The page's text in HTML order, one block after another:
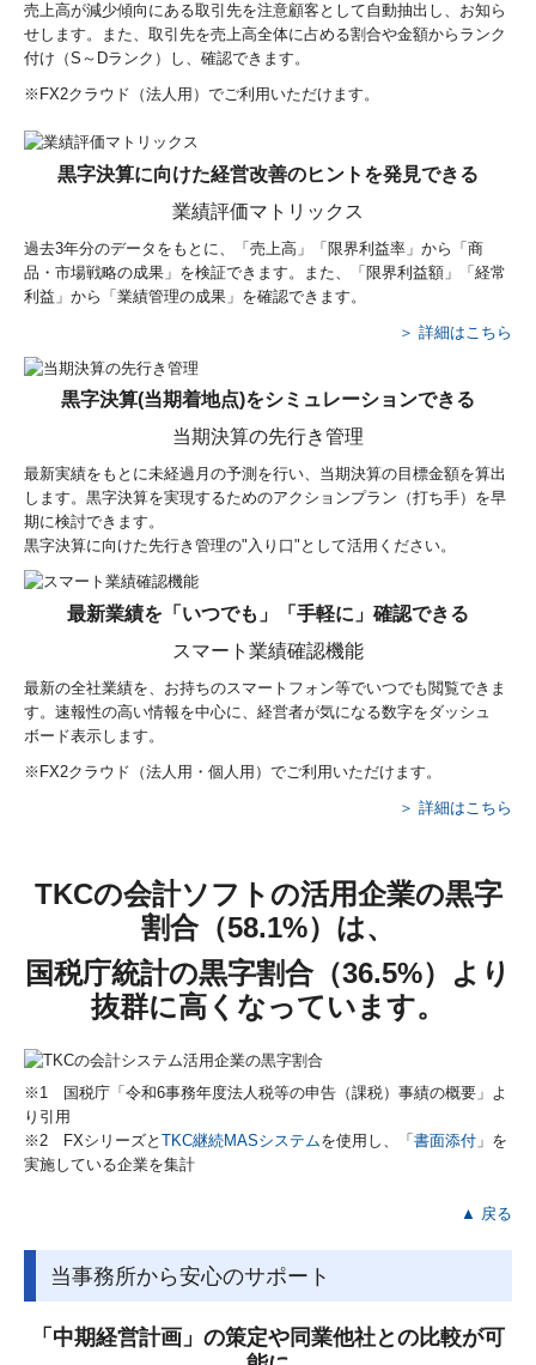
売上高が減少傾向にある取引先を注意顧客として自動抽出し、お知ら
せします。また、取引先を売上高全体に占める割合や金額からランク
付け（S～Dランク）し、確認できます。
※FX2クラウド（法人用）でご利用いただけます。
黒字決算に向けた経営改善のヒントを発見できる
業績評価マトリックス
過去3年分のデータをもとに、「売上高」「限界利益率」から「商
品・市場戦略の成果」を検証できます。また、「限界利益額」「経常
利益」から「業績管理の成果」を確認できます。
＞ 詳細はこちら
黒字決算(当期着地点)をシミュレーションできる
当期決算の先行き管理
最新実績をもとに未経過月の予測を行い、当期決算の目標金額を算出
します。黒字決算を実現するためのアクションプラン（打ち手）を早
期に検討できます。
黒字決算に向けた先行き管理の"入り口"として活用ください。
最新業績を「いつでも」「手軽に」確認できる
スマート業績確認機能
最新の全社業績を、お持ちのスマートフォン等でいつでも閲覧できま
す。速報性の高い情報を中心に、経営者が気になる数字をダッシュ
ボード表示します。
※FX2クラウド（法人用・個人用）でご利用いただけます。
＞ 詳細はこちら
TKCの会計ソフトの活用企業の黒字
割合（58.1%）は、
国税庁統計の黒字割合（36.5%）より
抜群に高くなっています。
※1 国税庁「令和6事務年度法人税等の申告（課税）事績の概要」よ
り引用
※2 FXシリーズと TKC継続MASシステムを使用し、「 書面添付 」を
実施している企業を集計
▲ 戻る
当事務所から安心のサポート
「中期経営計画」の策定や同業他社との比較が可